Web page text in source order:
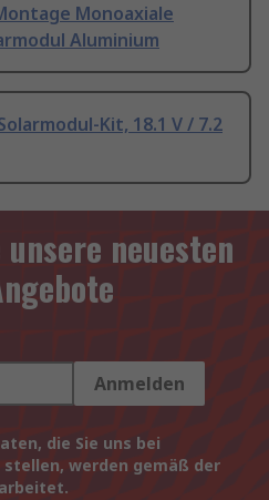
Monoaxiale
Aluminium
Kit, 18.1 V / 7.2
neuesten
Anmelden
die Sie uns bei
werden gemäß der